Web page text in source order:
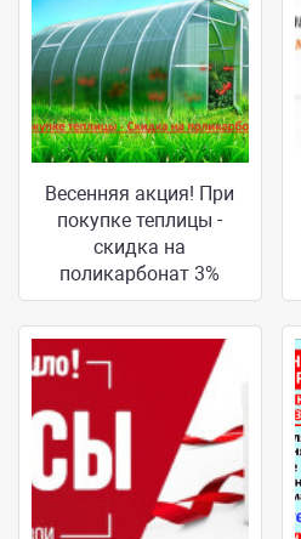
Весенняя акция! При
покупке теплицы -
скидка на
поликарбонат 3%